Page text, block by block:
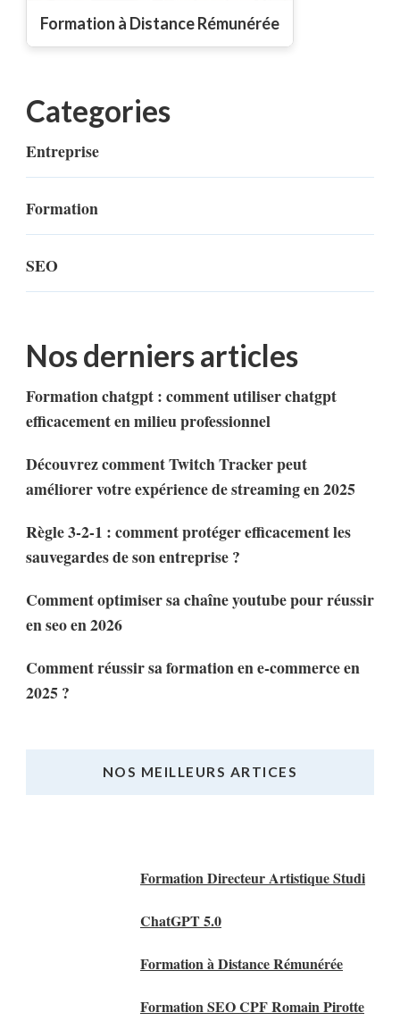
Formation à Distance Rémunérée
Categories
Entreprise
Formation
SEO
Nos derniers articles
Formation chatgpt : comment utiliser chatgpt
efficacement en milieu professionnel
Découvrez comment Twitch Tracker peut
améliorer votre expérience de streaming en 2025
Règle 3-2-1 : comment protéger efficacement les
sauvegardes de son entreprise ?
Comment optimiser sa chaîne youtube pour réussir
en seo en 2026
Comment réussir sa formation en e-commerce en
2025 ?
NOS MEILLEURS ARTICES
Formation Directeur Artistique Studi
ChatGPT 5.0
Formation à Distance Rémunérée
Formation SEO CPF Romain Pirotte